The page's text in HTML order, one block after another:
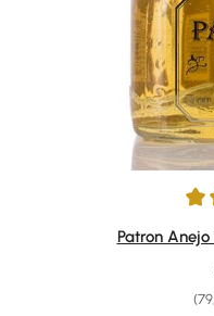
Durchschnittliche
Patron